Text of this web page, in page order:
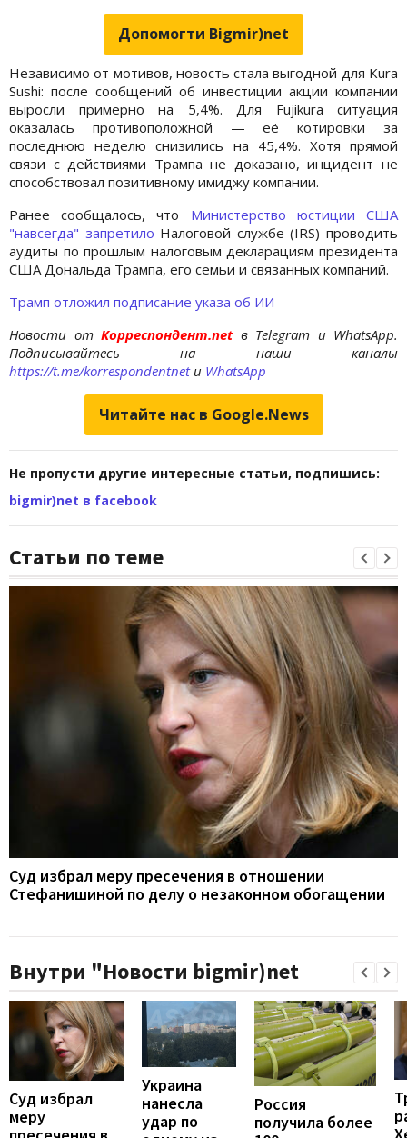
Допомогти Bigmir)net
Независимо от мотивов, новость стала выгодной для Kura
Sushi: после сообщений об инвестиции акции компании
выросли примерно на 5,4%. Для Fujikura ситуация
оказалась противоположной — её котировки за
последнюю неделю снизились на 45,4%. Хотя прямой
связи с действиями Трампа не доказано, инцидент не
способствовал позитивному имиджу компании.
Ранее сообщалось, что Министерство юстиции США
"навсегда" запретило Налоговой службе (IRS) проводить
аудиты по прошлым налоговым декларациям президента
США Дональда Трампа, его семьи и связанных компаний.
Трамп отложил подписание указа об ИИ
Новости отКорреспондент.net в Telegram и WhatsApp.
Подписывайтесь на наши каналы
https://t.me/korrespondentnetи WhatsApp
Читайте нас в Google.News
Не пропусти другие интересные статьи, подпишись:
bigmir)net в facebook
Статьи по теме
Суд избрал меру пресечения в отношении
Стефанишиной по делу о незаконном обогащении
Внутри "Новости bigmir)net
Суд избрал
меру
Украина
нанесла
удар по
Россия
получила более